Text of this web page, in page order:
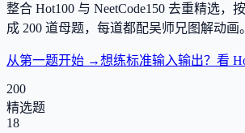
整合 Hot100 与 NeetCode150 去重精选，按
成 200 道母题，每道都配吴师兄图解动画。
从第一题开始 →想练标准输入输出？看
200
精选题
18